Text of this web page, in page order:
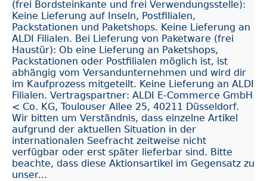
(frei Bordsteinkante und frei Verwendungsstelle):
Keine Lieferung auf Inseln, Postfilialen,
Packstationen und Paketshops. Keine Lieferung an
ALDI Filialen. Bei Lieferung von Paketware (frei
Haustür): Ob eine Lieferung an Paketshops,
Packstationen oder Postfilialen möglich ist, ist
abhängig vom Versandunternehmen und wird dir
im Kaufprozess mitgeteilt. Keine Lieferung an ALDI
Filialen. Vertragspartner: ALDI E-Commerce GmbH
< Co. KG, Toulouser Allee 25, 40211 Düsseldorf.
Wir bitten um Verständnis, dass einzelne Artikel
aufgrund der aktuellen Situation in der
internationalen Seefracht zeitweise nicht
verfügbar oder erst später lieferbar sind. Bitte
beachte, dass diese Aktionsartikel im Gegensatz zu
unser...